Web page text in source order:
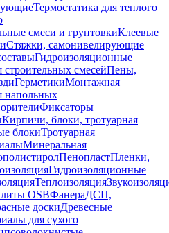
Термостатика для теплого
смеси и грунтовкиКлеевые
Стяжки, самонивелирующие
Гидроизоляционные
строительных смесейПены,
ГерметикиМонтажная
напольных
Фиксаторы
Кирпичи, блоки, тротуарная
блокиТротуарная
Минеральная
ПенопластПленки,
Гидроизоляционные
Теплоизоляция
OSBФанераДСП,
доскиДревесные
для сухого